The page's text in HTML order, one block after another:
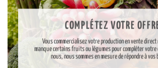
COMPLÉTEZ VOTRE
Vous commercialisez votre production en vente
manque certains fruits ou légumes pour compléter votre
nous, nous sommes en mesure de répondre à vos